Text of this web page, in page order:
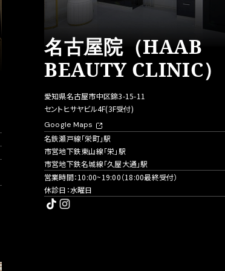
名古屋院（HAAB
BEAUTY CLINIC）
愛知県名古屋市中区錦3-15-11
セントヒサヤビル4F(3F受付)
Google Maps
名鉄瀬戸線「栄町」駅
市営地下鉄東山線「栄」駅
市営地下鉄名城線「久屋大通」駅
営業時間：10:00~19:00（18:00最終受付）
休診日：水曜日